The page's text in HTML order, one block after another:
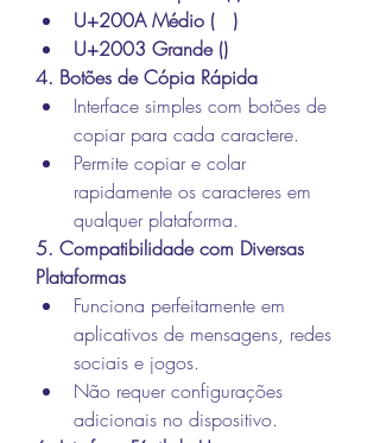
U+200A Médio (ﾠ)
U+2003 Grande (ㅤ)
4. Botões de Cópia Rápida
Interface simples com botões de
copiar para cada caractere.
Permite copiar e colar
rapidamente os caracteres em
qualquer plataforma.
5. Compatibilidade com Diversas
Plataformas
Funciona perfeitamente em
aplicativos de mensagens, redes
sociais e jogos.
Não requer configurações
adicionais no dispositivo.